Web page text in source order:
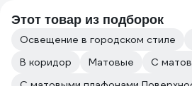
Этот товар из подборок
Освещение в городском стиле
В коридор
Матовые
С